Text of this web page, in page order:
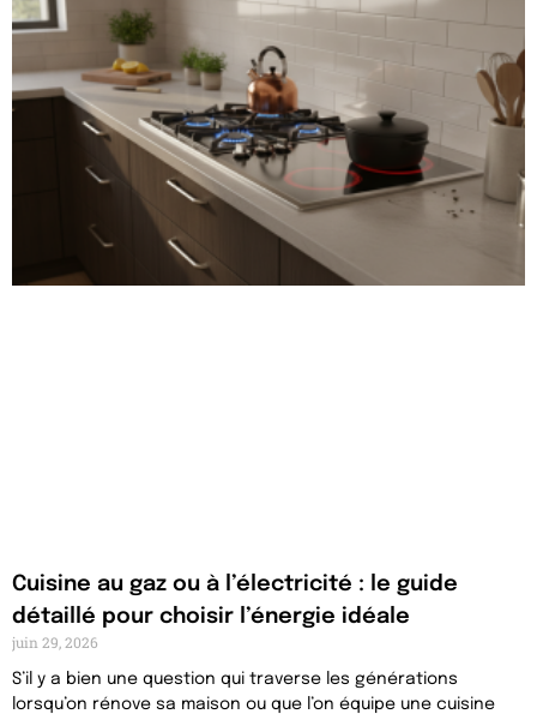
Cuisine au gaz ou à l’électricité : le guide
détaillé pour choisir l’énergie idéale
juin 29, 2026
S’il y a bien une question qui traverse les générations
lorsqu’on rénove sa maison ou que l’on équipe une cuisine